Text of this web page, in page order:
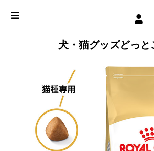
犬・猫グッズどっと